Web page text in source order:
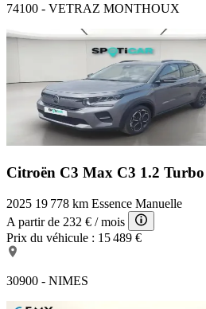
74100 - VETRAZ MONTHOUX
Citroën C3 Max C3 1.2
2025 19 778 km Essence Manuelle
A partir de 232 € / mois
Prix du véhicule : 15 489 €
30900 - NIMES